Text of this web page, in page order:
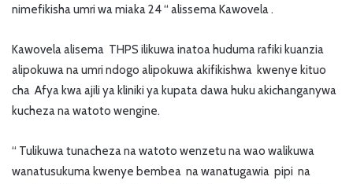
nimefikisha umri wa miaka 24 “ alissema Kawovela .
Kawovela alisema THPS ilikuwa inatoa huduma rafiki kuanzia
alipokuwa na umri ndogo alipokuwa akifikishwa kwenye kituo
cha Afya kwa ajili ya kliniki ya kupata dawa huku akichanganywa
kucheza na watoto wengine.
“ Tulikuwa tunacheza na watoto wenzetu na wao walikuwa
wanatusukuma kwenye bembea na wanatugawia pipi na